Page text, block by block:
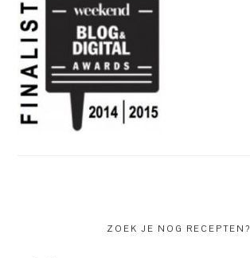
ZOEK JE NOG RECEPTEN?